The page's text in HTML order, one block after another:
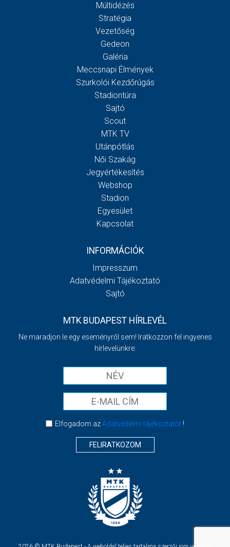
Múltidézés
Stratégia
Vezetőség
Gedeon
Galéria
Meccsnapi Élmények
Szurkolói Kezdőrúgás
Stadiontúra
Sajtó
Scout
MTK TV
Utánpótlás
Női Szakág
Jegyértékesítés
Webshop
Stadion
Egyesület
Kapcsolat
INFORMÁCIÓK
Impresszum
Adatvédelmi Tájékoztató
Sajtó
MTK BUDAPEST HÍRLEVÉL
Ne maradjon le egy eseményről sem! Iratkozzon fel ingyenes
hírlevelünkre:
Elfogadom azAdatvédelmi tájékoztatót!
FELIRATKOZOM